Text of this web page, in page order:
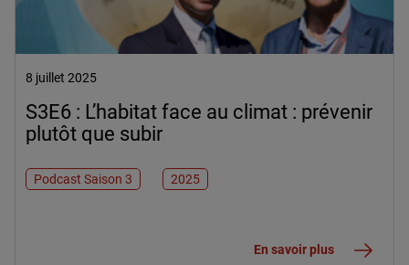
8 juillet 2025
S3E6 : L’habitat face au climat : prévenir
plutôt que subir
Podcast Saison 3 2025
En savoir plus